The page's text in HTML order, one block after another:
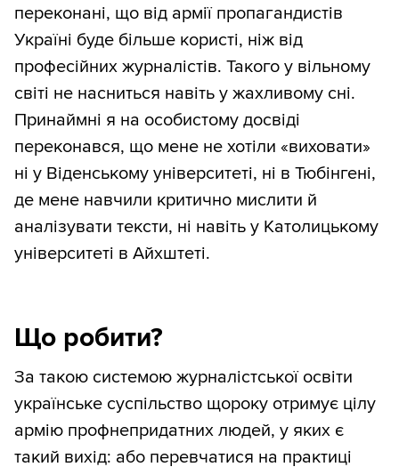
переконані, що від армії пропагандистів
Україні буде більше користі, ніж від
професійних журналістів. Такого у вільному
світі не насниться навіть у жахливому сні.
Принаймні я на особистому досвіді
переконався, що мене не хотіли «виховати»
ні у Віденському університеті, ні в Тюбінгені,
де мене навчили критично мислити й
аналізувати тексти, ні навіть у Католицькому
університеті в Айхштеті.
Що робити?
За такою системою журналістської освіти
українське суспільство щороку отримує цілу
армію профнепридатних людей, у яких є
такий вихід: або перевчатися на практиці